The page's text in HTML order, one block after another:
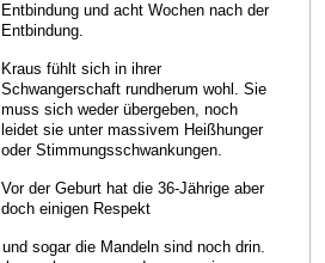
Entbindung und acht Wochen nach der
Entbindung.
Kraus fühlt sich in ihrer
Schwangerschaft rundherum wohl. Sie
muss sich weder übergeben, noch
leidet sie unter massivem Heißhunger
oder Stimmungsschwankungen.
Vor der Geburt hat die 36-Jährige aber
doch einigen Respekt
sogar die Mandeln sind noch drin.